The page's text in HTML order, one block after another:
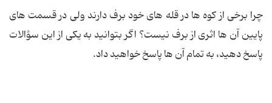
چرا برخی از کوه ها در قله های خود برف دارند ولی در قسمت های
پایین آن ها اثری از برف نیست؟ اگر بتوانید به یکی از این سؤالات
پاسخ دهید، به تمام آن ها پاسخ خواهید داد.